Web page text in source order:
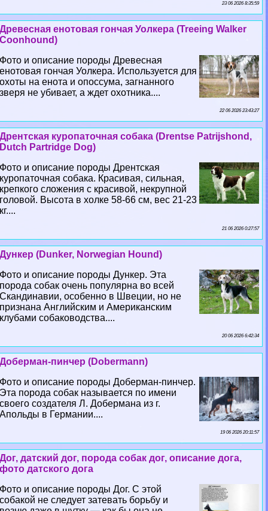
23 06 2026 8:35:59
Древесная енотовая гончая Уолкера (Treeing Walker
Coonhound)
Фото и описание породы Древесная
енотовая гончая Уолкера. Используется для
охоты на енота и опоссума, загнанного
зверя не убивает, а ждет охотника....
22 06 2026 23:43:27
Дрентская куропаточная собака (Drentse Patrijshond,
Dutch Partridge Dog)
Фото и описание породы Дрентская
куропаточная собака. Красивая, сильная,
крепкого сложения с красивой, некрупной
головой. Высота в холке 58-66 см, вес 21-23
кг....
21 06 2026 0:27:57
Дункер (Dunker, Norwegian Hound)
Фото и описание породы Дункер. Эта
порода собак очень популярна во всей
Скандинавии, особенно в Швеции, но не
признана Английским и Американским
клубами собаководства....
20 06 2026 6:42:34
Доберман-пинчер (Dobermann)
Фото и описание породы Доберман-пинчер.
Эта порода собак называется по имени
своего создателя Л. Добермана из г.
Апольды в Германии....
19 06 2026 20:11:57
Дог, датский дог, порода собак дог, описание дога,
фото датского дога
Фото и описание породы Дог. С этой
собакой не следует затевать борьбу и